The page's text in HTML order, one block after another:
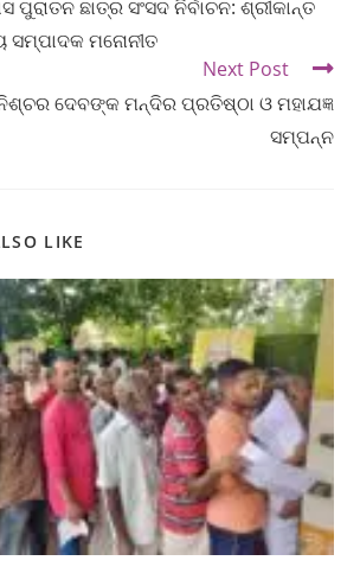
ପୁରାତନ ଛାତ୍ର ସଂସଦ ନିର୍ବାଚନ: ଶ୍ରୀକାନ୍ତ
ସମ୍ପାଦକ ମନୋନୀତ
Next Post
ଦେବଙ୍କ ମନ୍ଦିର ପ୍ରତିଷ୍ଠା ଓ ମହାଯଜ୍ଞ
ସମ୍ପନ୍ନ
LIKE